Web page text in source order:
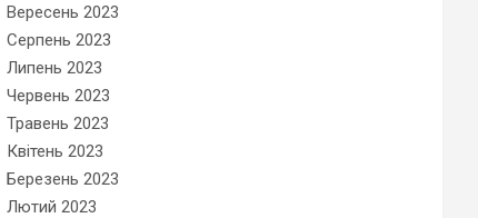
Вересень 2023
Серпень 2023
Липень 2023
Червень 2023
Травень 2023
Квітень 2023
Березень 2023
Лютий 2023